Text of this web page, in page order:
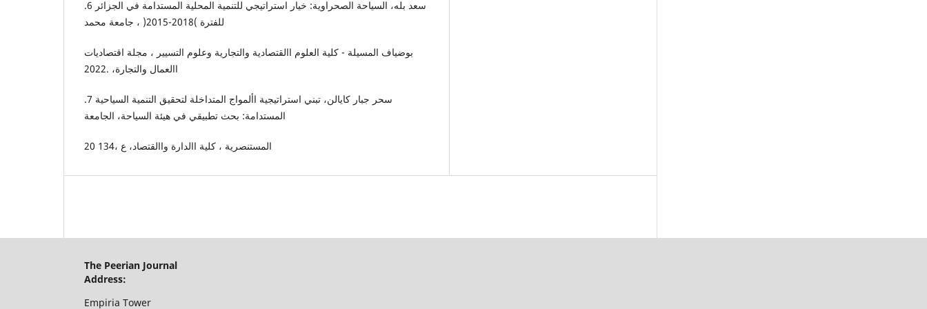
.6 سعد بله، السياحة الصحراوية: خيار استراتيجي للتنمية المحلية المستدامة في الجزائر
للفترة )2018-2015( ، جامعة محمد
بوضياف المسيلة - كلية العلوم االقتصادية والتجارية وعلوم التسيير ، مجلة اقتصاديات
االعمال والتجارة، .2022
.7 سحر جبار كايالن، تبني استراتيجية األمواج المتداخلة لتحقيق التنمية السياحية
المستدامة: بحث تطبيقي في هيئة السياحة، الجامعة
المستنصرية ، كلية االدارة واالقتصاد، ع ،134 20
The Peerian Journal
Address:
Empiria Tower